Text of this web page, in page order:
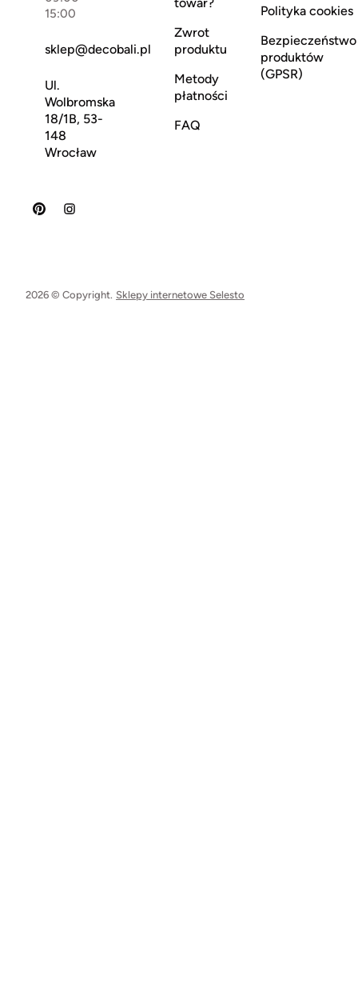
15:00
sklep@decobali.pl
Ul.
Wolbromska
18/1B, 53-
148
Wrocław
towar?
Zwrot
produktu
Metody
płatności
FAQ
Polityka cookies
Bezpieczeństwo
produktów
(GPSR)
2026 © Copyright. Sklepy internetowe Selesto